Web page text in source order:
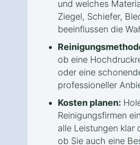
und welches
Ziegel, Schiefer,
beeinflussen die
ob eine
oder eine
professioneller
Kosten planen:
Reinigungsfirmen
alle Leistungen klar
ob Sie auch eine